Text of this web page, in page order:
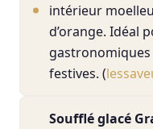
intérieur
d’orange. Idéal
gastronomiques
festives. (
Soufflé glacé